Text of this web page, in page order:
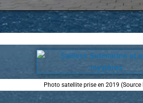
Photo satellite prise en 2019 (Source